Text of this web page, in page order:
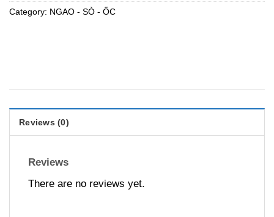
Category: NGAO - SÒ - ỐC
Reviews (0)
Reviews
There are no reviews yet.